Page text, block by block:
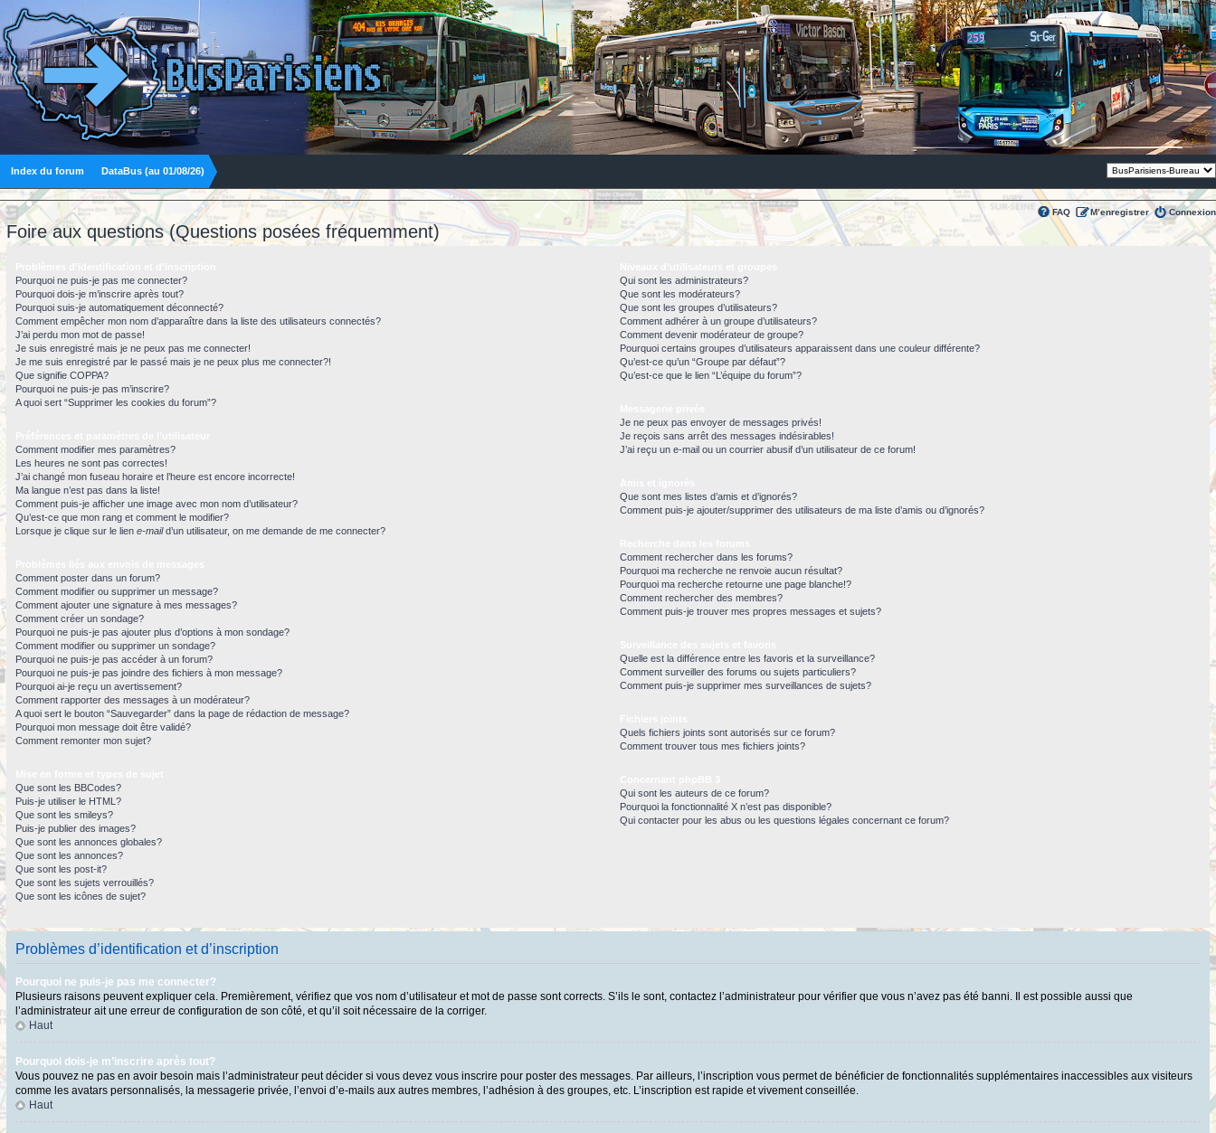
Index du forum DataBus (au 01/08/26)
FAQ M’enregistrer Connexion
Foire aux questions (Questions posées fréquemment)
Pourquoi ne puis-je pas me connecter?
Pourquoi dois-je m’inscrire après tout?
Pourquoi suis-je automatiquement déconnecté?
Comment empêcher mon nom d’apparaître dans la liste des utilisateurs connectés?
J’ai perdu mon mot de passe!
Je suis enregistré mais je ne peux pas me connecter!
Je me suis enregistré par le passé mais je ne peux plus me connecter?!
Que signifie COPPA?
Pourquoi ne puis-je pas m’inscrire?
A quoi sert “Supprimer les cookies du forum”?
Comment modifier mes paramètres?
Les heures ne sont pas correctes!
J’ai changé mon fuseau horaire et l’heure est encore incorrecte!
Ma langue n’est pas dans la liste!
Comment puis-je afficher une image avec mon nom d’utilisateur?
Qu’est-ce que mon rang et comment le modifier?
Lorsque je clique sur le lien e-maild’un utilisateur, on me demande de me connecter?
Comment poster dans un forum?
Comment modifier ou supprimer un message?
Comment ajouter une signature à mes messages?
Comment créer un sondage?
Pourquoi ne puis-je pas ajouter plus d’options à mon sondage?
Comment modifier ou supprimer un sondage?
Pourquoi ne puis-je pas accéder à un forum?
Pourquoi ne puis-je pas joindre des fichiers à mon message?
Pourquoi ai-je reçu un avertissement?
Comment rapporter des messages à un modérateur?
A quoi sert le bouton “Sauvegarder” dans la page de rédaction de message?
Pourquoi mon message doit être validé?
Comment remonter mon sujet?
Que sont les BBCodes?
Puis-je utiliser le HTML?
Que sont les smileys?
Puis-je publier des images?
Que sont les annonces globales?
Que sont les annonces?
Que sont les post-it?
Que sont les sujets verrouillés?
Que sont les icônes de sujet?
Qui sont les administrateurs?
Que sont les modérateurs?
Que sont les groupes d’utilisateurs?
Comment adhérer à un groupe d’utilisateurs?
Comment devenir modérateur de groupe?
Pourquoi certains groupes d’utilisateurs apparaissent dans une couleur différente?
Qu’est-ce qu’un “Groupe par défaut”?
Qu’est-ce que le lien “L’équipe du forum”?
Je ne peux pas envoyer de messages privés!
Je reçois sans arrêt des messages indésirables!
J’ai reçu un e-mail ou un courrier abusif d’un utilisateur de ce forum!
Que sont mes listes d’amis et d’ignorés?
Comment puis-je ajouter/supprimer des utilisateurs de ma liste d’amis ou d’ignorés?
Comment rechercher dans les forums?
Pourquoi ma recherche ne renvoie aucun résultat?
Pourquoi ma recherche retourne une page blanche!?
Comment rechercher des membres?
Comment puis-je trouver mes propres messages et sujets?
Quelle est la différence entre les favoris et la surveillance?
Comment surveiller des forums ou sujets particuliers?
Comment puis-je supprimer mes surveillances de sujets?
Quels fichiers joints sont autorisés sur ce forum?
Comment trouver tous mes fichiers joints?
Qui sont les auteurs de ce forum?
Pourquoi la fonctionnalité X n’est pas disponible?
Qui contacter pour les abus ou les questions légales concernant ce forum?
Problèmes d’identification et d’inscription
Pourquoi ne puis-je pas me connecter?
Plusieurs raisons peuvent expliquer cela. Premièrement, vérifiez que vos nom d’utilisateur et mot de passe sont corrects. S’ils le sont, contactez l’administrateur pour vérifier que vous n’avez pas été banni. Il est possible aussi que
l’administrateur ait une erreur de configuration de son côté, et qu’il soit nécessaire de la corriger.
Haut
Pourquoi dois-je m’inscrire après tout?
Vous pouvez ne pas en avoir besoin mais l’administrateur peut décider si vous devez vous inscrire pour poster des messages. Par ailleurs, l’inscription vous permet de bénéficier de fonctionnalités supplémentaires inaccessibles aux visiteurs
comme les avatars personnalisés, la messagerie privée, l’envoi d’e-mails aux autres membres, l’adhésion à des groupes, etc. L’inscription est rapide et vivement conseillée.
Haut